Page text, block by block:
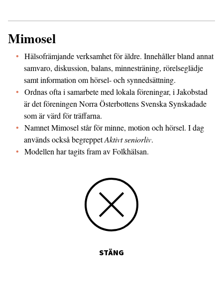
Mimosel
Hälsofrämjande verksamhet för äldre. Innehåller bland annat
samvaro, diskussion, balans, minnesträning, rörelseglädje
samt information om hörsel- och synnedsättning.
Ordnas ofta i samarbete med lokala föreningar, i Jakobstad
är det föreningen Norra Öster­bottens Svenska Synskadade
som är värd för träffarna.
Namnet Mimosel står för minne, motion och hörsel. I dag
används också begreppetAktivt seniorliv.
Modellen har tagits fram av Folkhälsan.
STÄNG